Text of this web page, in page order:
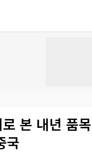
로 본 내년 품
국